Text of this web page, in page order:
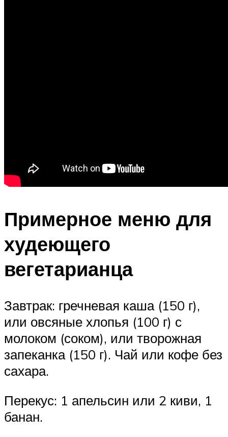
Примерное меню для
худеющего
вегетарианца
Завтрак: гречневая каша (150 г),
или овсяные хлопья (100 г) с
молоком (соком), или творожная
запеканка (150 г). Чай или кофе без
сахара.
Перекус: 1 апельсин или 2 киви, 1
банан.